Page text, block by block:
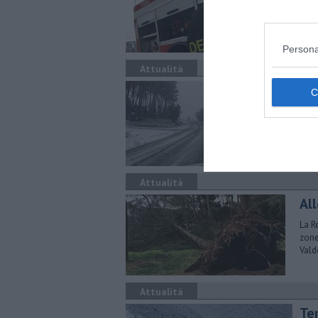
Attualità
Attualità
La
Attualità